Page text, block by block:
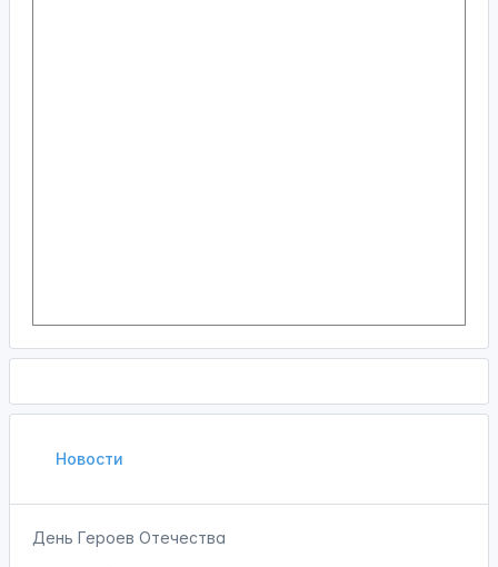
Новости
День Героев Отечества